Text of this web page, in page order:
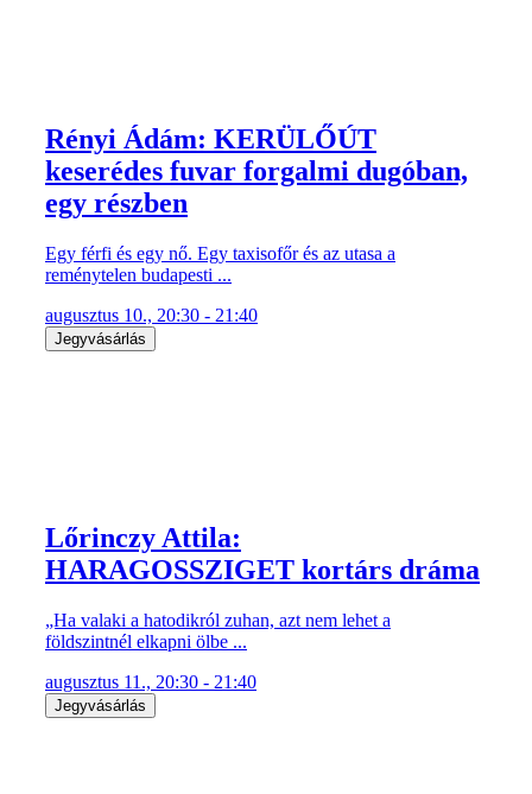
Rényi Ádám: KERÜLŐÚT
keserédes fuvar forgalmi dugóban,
egy részben
Egy férfi és egy nő. Egy taxisofőr és az utasa a
reménytelen budapesti ...
augusztus 10., 20:30 - 21:40
Jegyvásárlás
Lőrinczy Attila:
HARAGOSSZIGET kortárs dráma
„Ha valaki a hatodikról zuhan, azt nem lehet a
földszintnél elkapni ölbe ...
augusztus 11., 20:30 - 21:40
Jegyvásárlás